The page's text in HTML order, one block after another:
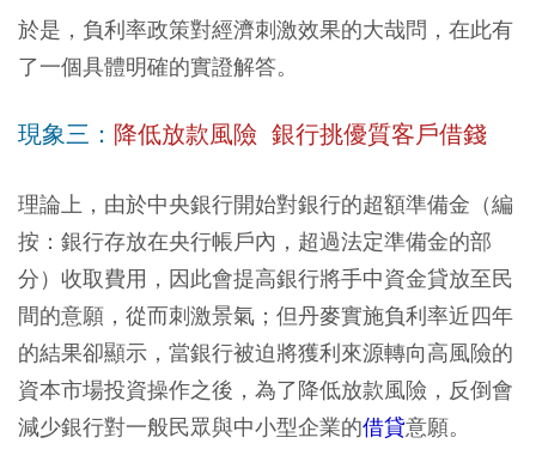
於是，負利率政策對經濟刺激效果的大哉問，在此有
了一個具體明確的實證解答。
現象三： 降低放款風險 銀行挑優質客戶借錢
理論上，由於中央銀行開始對銀行的超額準備金（編
按：銀行存放在央行帳戶內，超過法定準備金的部
分）收取費用，因此會提高銀行將手中資金貸放至民
間的意願，從而刺激景氣；但丹麥實施負利率近四年
的結果卻顯示，當銀行被迫將獲利來源轉向高風險的
資本市場投資操作之後，為了降低放款風險，反倒會
減少銀行對一般民眾與中小型企業的借貸意願。